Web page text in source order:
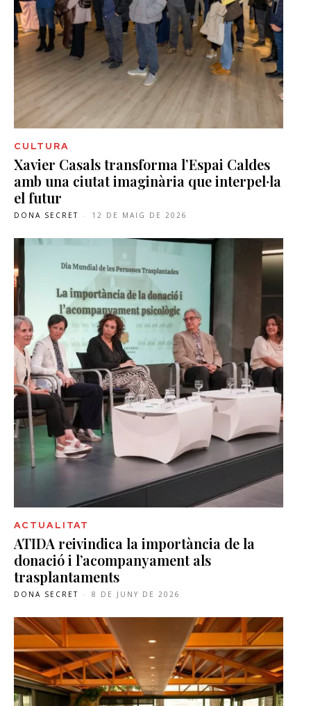
CULTURA
Xavier Casals transforma l’Espai Caldes
amb una ciutat imaginària que interpel·la
el futur
DONA SECRET - 12 DE MAIG DE 2026
ACTUALITAT
ATIDA reivindica la importància de la
donació i l’acompanyament als
trasplantaments
DONA SECRET - 8 DE JUNY DE 2026